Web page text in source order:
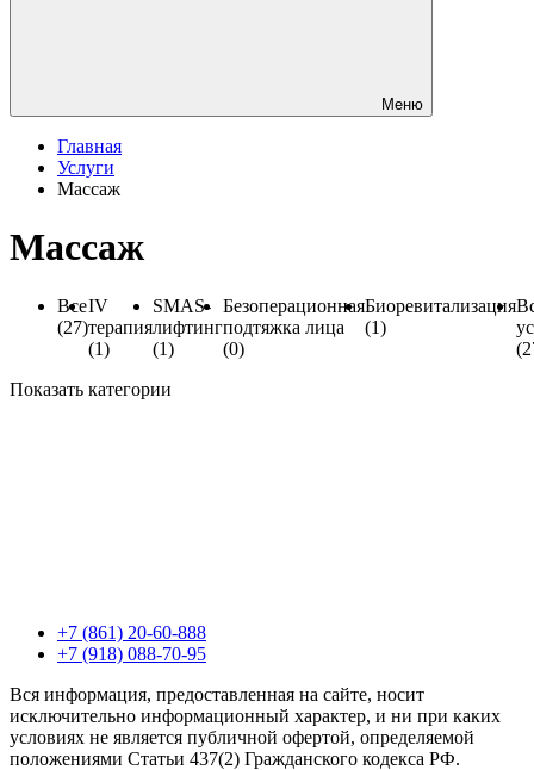
Меню
Главная
Услуги
Массаж
Массаж
Все
(27)
IV
терапия
(1)
SMAS-
лифтинг
(1)
Безоперационная
подтяжка лица
(0)
Биоревитализация
(1)
Показать категории
+7 (861) 20-60-888
+7 (918) 088-70-95
Вся информация, предоставленная на сайте, носит
исключительно информационный характер, и ни при каких
условиях не является публичной офертой, определяемой
положениями Статьи 437(2) Гражданского кодекса РФ.